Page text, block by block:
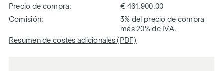
Precio de compra
€ 461.900,00
Comisión
3% del precio de compra
más 20% de IVA.
Resumen de costes adicionales (PDF)